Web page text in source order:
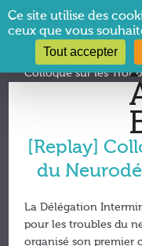
Vous êtes ici :CRA
Colloque sur les
[Replay]
du
La Délégation
pour les troubles du
organisé son premier
Panneau de gestion des
Ce site utilise des
ceux que vous
Tout accepter